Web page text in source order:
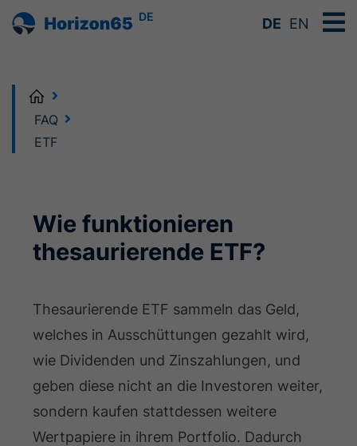
DE DE EN
Home
FAQ
ETF
Wie funktionieren
thesaurierende ETF?
Thesaurierende ETF sammeln das Geld,
welches in Ausschüttungen gezahlt wird,
wie Dividenden und Zinszahlungen, und
geben diese nicht an die Investoren weiter,
sondern kaufen stattdessen weitere
Wertpapiere in ihrem Portfolio. Dadurch